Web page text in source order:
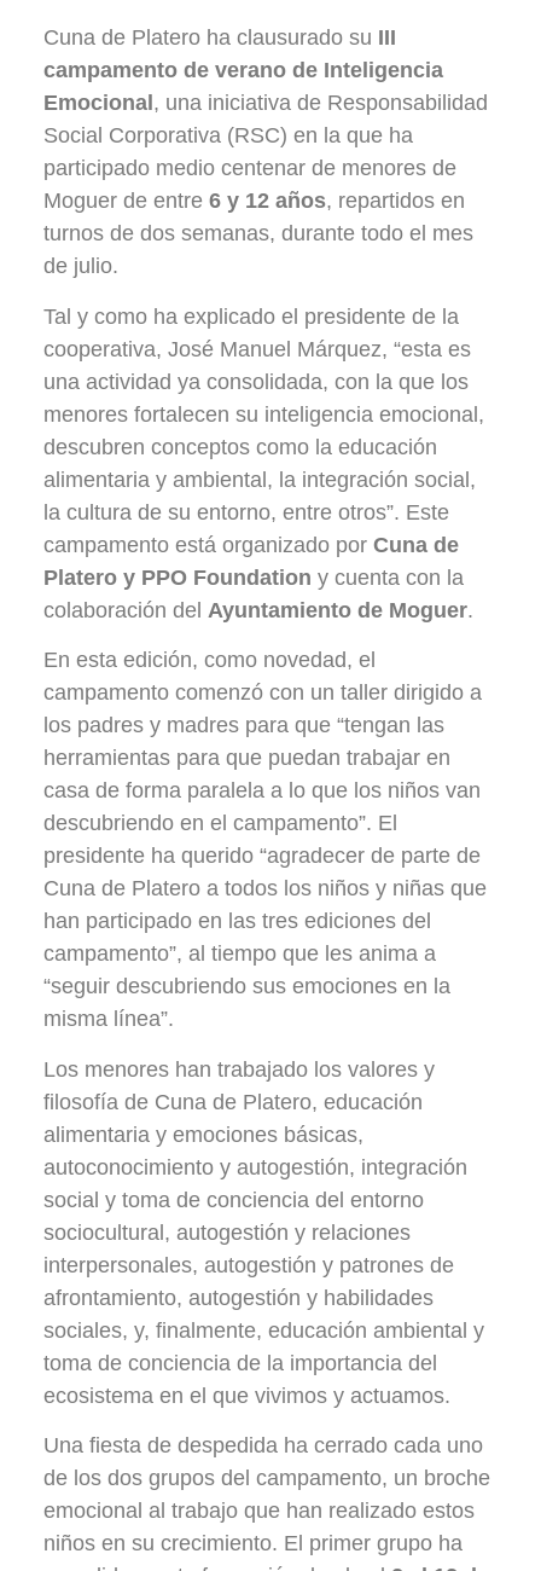
Cuna de Platero ha clausurado su III
campamento de verano de Inteligencia
Emocional , una iniciativa de Responsabilidad
Social Corporativa (RSC) en la que ha
participado medio centenar de menores de
Moguer de entre 6 y 12 años, repartidos en
turnos de dos semanas, durante todo el mes
de julio.
Tal y como ha explicado el presidente de la
cooperativa, José Manuel Márquez, “esta es
una actividad ya consolidada, con la que los
menores fortalecen su inteligencia emocional,
descubren conceptos como la educación
alimentaria y ambiental, la integración social,
la cultura de su entorno, entre otros”. Este
campamento está organizado por Cuna de
Platero y PPO Foundation y cuenta con la
colaboración del Ayuntamiento de Moguer.
En esta edición, como novedad, el
campamento comenzó con un taller dirigido a
los padres y madres para que “tengan las
herramientas para que puedan trabajar en
casa de forma paralela a lo que los niños van
descubriendo en el campamento”. El
presidente ha querido “agradecer de parte de
Cuna de Platero a todos los niños y niñas que
han participado en las tres ediciones del
campamento”, al tiempo que les anima a
“seguir descubriendo sus emociones en la
misma línea”.
Los menores han trabajado los valores y
filosofía de Cuna de Platero, educación
alimentaria y emociones básicas,
autoconocimiento y autogestión, integración
social y toma de conciencia del entorno
sociocultural, autogestión y relaciones
interpersonales, autogestión y patrones de
afrontamiento, autogestión y habilidades
sociales, y, finalmente, educación ambiental y
toma de conciencia de la importancia del
ecosistema en el que vivimos y actuamos.
Una fiesta de despedida ha cerrado cada uno
de los dos grupos del campamento, un broche
emocional al trabajo que han realizado estos
niños en su crecimiento. El primer grupo ha